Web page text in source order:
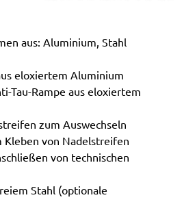
aus: Aluminium, Stahl
eloxiertem Aluminium
Tau-Rampe aus eloxiertem
zum Auswechseln
Kleben von Nadelstreifen
von technischen
Stahl (optionale